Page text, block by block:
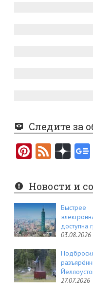
Следите за
Pi
er
es
t
F
e
d
Новости и
доступна
03.08.2026
27.07.2026